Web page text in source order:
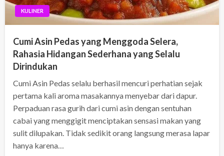
KULINER
Cumi Asin Pedas yang Menggoda Selera,
Rahasia Hidangan Sederhana yang Selalu
Dirindukan
Cumi Asin Pedas selalu berhasil mencuri perhatian sejak
pertama kali aroma masakannya menyebar dari dapur.
Perpaduan rasa gurih dari cumi asin dengan sentuhan
cabai yang menggigit menciptakan sensasi makan yang
sulit dilupakan. Tidak sedikit orang langsung merasa lapar
hanya karena…